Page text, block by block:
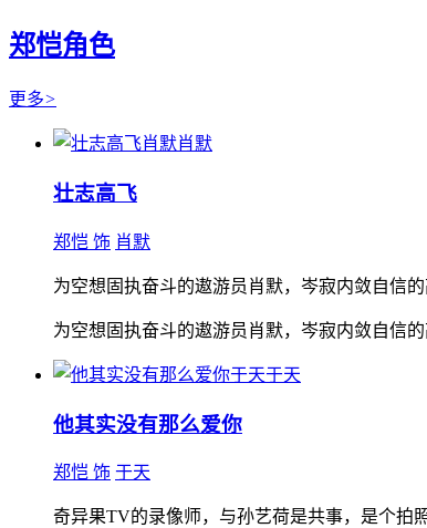
郑恺角色
更多>
肖默
壮志高飞
郑恺 饰 肖默
为空想固执奋斗的遨游员肖默，岑寂内敛自信
为空想固执奋斗的遨游员肖默，岑寂内敛自信
于天
他其实没有那么爱你
郑恺 饰 于天
奇异果TV的录像师，与孙艺荷是共事，是个拍